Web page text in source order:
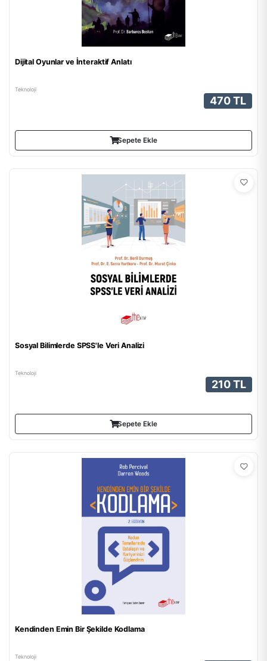
Dijital Oyunlar ve İnteraktif Anlatı
Teknoloji
470 TL
Sepete Ekle
Sosyal Bilimlerde SPSS'le Veri Analizi
Teknoloji
210 TL
Sepete Ekle
Kendinden Emin Bir Şekilde Kodlama
Teknoloji